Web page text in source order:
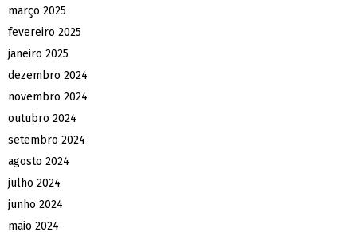
março 2025
fevereiro 2025
janeiro 2025
dezembro 2024
novembro 2024
outubro 2024
setembro 2024
agosto 2024
julho 2024
junho 2024
maio 2024